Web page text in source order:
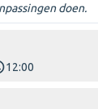
doen.
12:00